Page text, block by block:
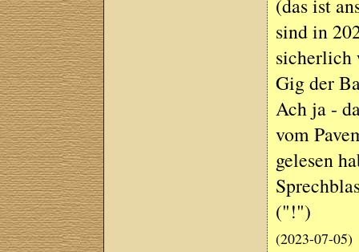
(das ist
sind in
sicherlich
Gig der
Ach ja -
vom
gelesen
("!")
(2023-07-05)